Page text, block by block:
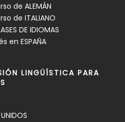
de ALEMÁN
de ITALIANO
DE IDIOMAS
en ESPAÑA
LINGÜÍSTICA PARA